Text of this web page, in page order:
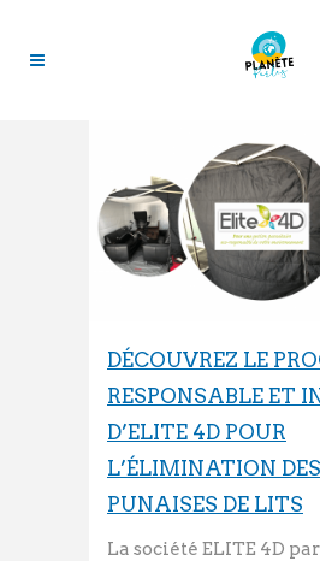
DÉCOUVREZ LE
RESPONSABLE ET
D’ELITE 4D POUR
L’ÉLIMINATION DES
PUNAISES DE LITS
La société ELITE 4D